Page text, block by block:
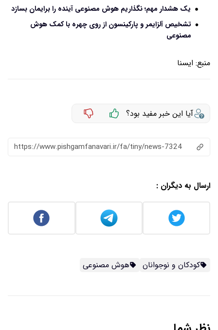
یک هشدار مهم؛ نگذاریم هوش مصنوعی آینده را برایمان بسازد
تشخیص آلزایمر و پارکینسون از روی چهره با کمک هوش
مصنوعی
منبع: ايسنا
آیا این خبر مفید بود؟
https://www.pishgamfanavari.ir/fa/tiny/news-7324
ارسال به دیگران :
کودکان و نوجوانان هوش مصنوعی